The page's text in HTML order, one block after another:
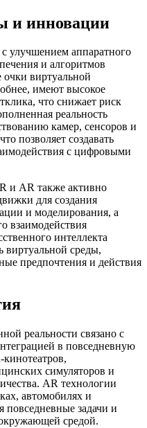
и инновации
улучшением аппаратного
и алгоритмов
виртуальной
имеют высокое
что снижает риск
реальность
камер, сенсоров и
позволяет создавать
с цифровыми
и AR также активно
для создания
и моделирования, а
взаимодействия
интеллекта
виртуальной среды,
предпочтения и действия
реальности связано с
в повседневную
симуляторов и
AR технологии
автомобилях и
повседневные задачи и
средой.